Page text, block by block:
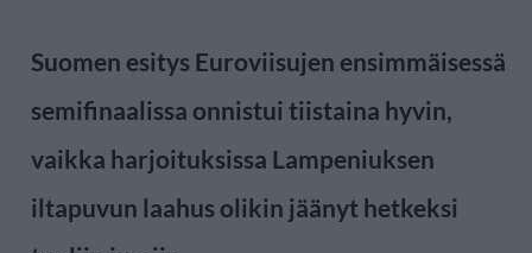
Suomen esitys Euroviisujen ensimmäisessä
semifinaalissa onnistui tiistaina hyvin,
vaikka harjoituksissa Lampeniuksen
iltapuvun laahus olikin jäänyt hetkeksi